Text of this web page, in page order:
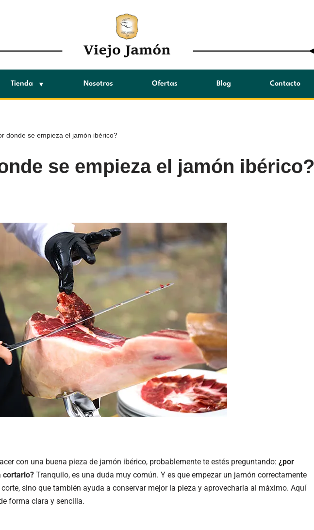
Tienda Nosotros Ofertas Blog Contacto
donde se empieza el jamón ibérico?
se empieza el jamón ibérico?
con una buena pieza de jamón ibérico, probablemente te estés preguntando: ¿por
cortarlo?Tranquilo, es una duda muy común. Y es que empezar un jamón correctamente
sino que también ayuda a conservar mejor la pieza y aprovecharla al máximo. Aquí
forma clara y sencilla.